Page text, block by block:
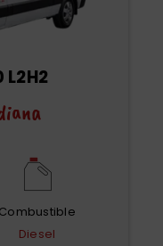
Combustible
Diesel